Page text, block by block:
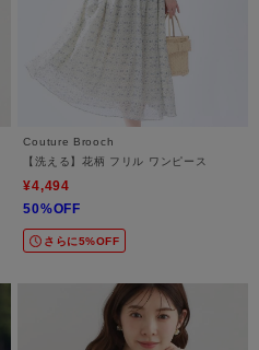
Couture Brooch
【洗える】花柄 フリル ワンピース
¥4,494
50%OFF
さらに5%OFF